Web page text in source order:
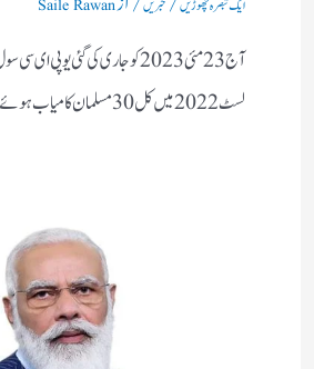
ایک تبصرہ چھوڑیں خبریں Saile Rawan
آج 23 مئی 2023 کو جاری کی گئی یو
لسٹ 2022 میں کل 30 مسلمان کامیاب ہوئے ہیں۔ ان…